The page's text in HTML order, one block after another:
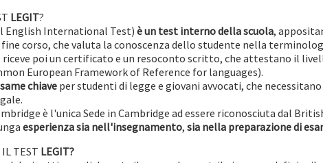
LEGIT?
English International Test)è un test interno della scuola,
fine corso, che valuta la conoscenza dello studente nella
riceve poi un certificato e un resoconto scritto, che attestano il
European Framework of Reference for languages).
chiave per studenti di legge e giovani avvocati, che necessitano
è l'unica Sede in Cambridge ad essere riconosciuta dal
esperienza sia nell'insegnamento, sia nella preparazione di
IL TEST LEGIT?